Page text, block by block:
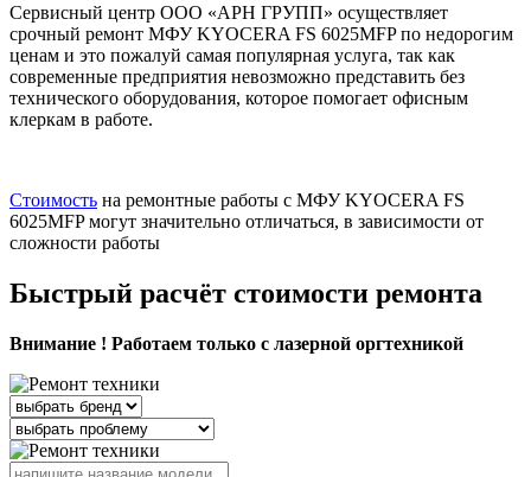
Сервисный центр ООО «АРН ГРУПП» осуществляет
срочный ремонт МФУ KYOCERA FS 6025MFP по недорогим
ценам и это пожалуй самая популярная услуга, так как
современные предприятия невозможно представить без
технического оборудования, которое помогает офисным
клеркам в работе.
Стоимость на ремонтные работы с МФУ KYOCERA FS
6025MFP могут значительно отличаться, в зависимости от
сложности работы
Быстрый расчёт стоимости ремонта
Внимание ! Работаем только с лазерной оргтехникой